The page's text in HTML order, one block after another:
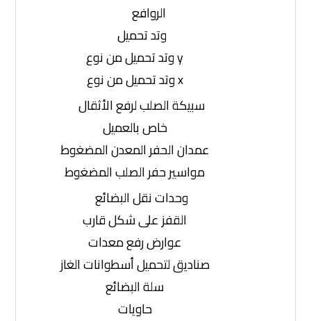
الروافع
وتد تحميل
y وتد تحميل من نوع
x وتد تحميل من نوع
سبيكة الصلب لرفع الأثقال
خاص بالعميل
عمدان الحفر المعدن المضغوط
مواسير حفر الصلب المضغوط
وحدات نقل البضائع
القفز على شكل قارب
عوارض رفع معدات
صناديق لتحميل أسطوانات الغاز
سلة البضائع
حاويات